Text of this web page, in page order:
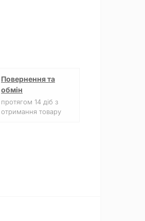
Повернення та
обмін
протягом 14 діб з
отримання товару